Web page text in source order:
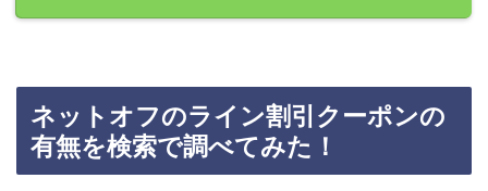
ネットオフのライン割引クーポンの
有無を検索で調べてみた！